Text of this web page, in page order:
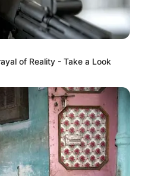
of Reality - Take a Look